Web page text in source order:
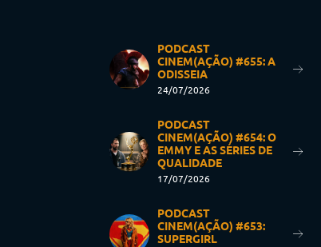
PODCAST
CINEM(AÇÃO) #655: A
ODISSEIA
24/07/2026
PODCAST
CINEM(AÇÃO) #654: O
EMMY E AS SÉRIES DE
QUALIDADE
17/07/2026
PODCAST
CINEM(AÇÃO) #653:
SUPERGIRL